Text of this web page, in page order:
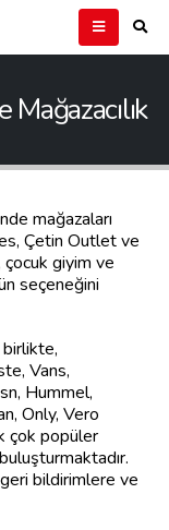
Mağazacılık
mağazaları
Çetin Outlet ve
çocuk giyim ve
seçeneğini
Vans,
Hummel,
Only, Vero
çok popüler
bildirimlere ve